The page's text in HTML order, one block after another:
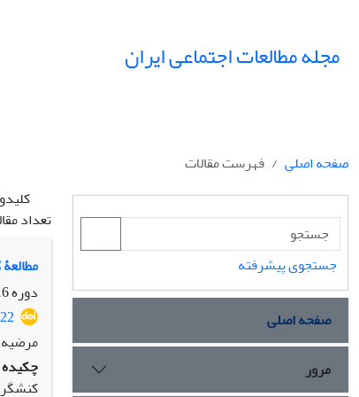
مجله مطالعات اجتماعی ایران
صفحه اصلی
فهرست مقالات
تعداد
دوره 16، شماره 2، تابستان 1401، صفحه
مرضیه
چکیده
جستجوی پیشرفته
صفحه اصلی
مرور